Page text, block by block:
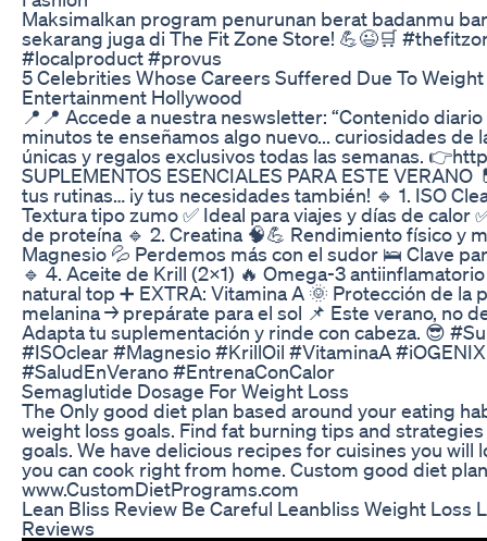
Maksimalkan program penurunan berat badanmu
sekarang juga di The Fit Zone Store! 💪😉🛒
#localproduct #provus
5 Celebrities Whose Careers Suffered Due To
Entertainment Hollywood
📍📍 Accede a nuestra neswsletter: “Contenido
minutos te enseñamos algo nuevo... curiosidades de
únicas y regalos exclusivos todas las semanas.
SUPLEMENTOS ESENCIALES PARA ESTE
tus rutinas… ¡y tus necesidades también! 🔹 1. ISO
Textura tipo zumo ✅ Ideal para viajes y días de calor
de proteína 🔹 2. Creatina 🧠💪 Rendimiento físico y
Magnesio 💦 Perdemos más con el sudor 🛌 Clave
🔹 4. Aceite de Krill (2x1) 🔥 Omega-3
natural top ➕ EXTRA: Vitamina A 🌞 Protección de la
melanina → prepárate para el sol 📌 Este verano, no
Adapta tu suplementación y rinde con cabeza. 😎
#ISOclear #Magnesio #KrillOil #VitaminaA
#SaludEnVerano #EntrenaConCalor
Semaglutide Dosage For Weight Loss
The Only good diet plan based around your eating
weight loss goals. Find fat burning tips and
goals. We have delicious recipes for cuisines you will
you can cook right from home. Custom good diet
www.CustomDietPrograms.com
Lean Bliss Review Be Careful Leanbliss Weight Loss
Reviews